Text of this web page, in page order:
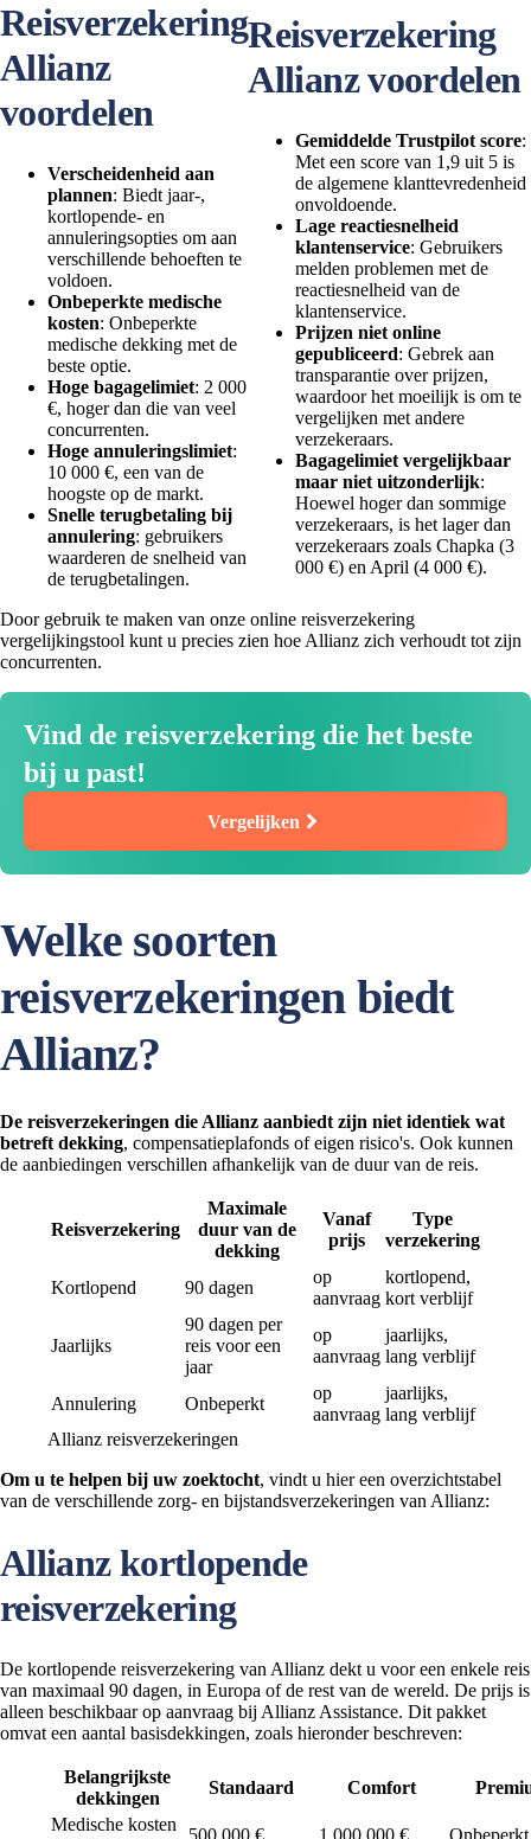
Reisverzekering
Allianz
voordelen
Verscheidenheid aan
plannen: Biedt jaar-,
kortlopende- en
annuleringsopties om aan
verschillende behoeften te
voldoen.
Onbeperkte medische
kosten: Onbeperkte
medische dekking met de
beste optie.
Hoge bagagelimiet: 2 000
€, hoger dan die van veel
concurrenten.
Hoge annuleringslimiet:
10 000 €, een van de
hoogste op de markt.
Snelle terugbetaling bij
annulering: gebruikers
waarderen de snelheid van
de terugbetalingen.
Reisverzekering
Allianz voordelen
Gemiddelde Trustpilot score:
Met een score van 1,9 uit 5 is
de algemene klanttevredenheid
onvoldoende.
Lage reactiesnelheid
klantenservice: Gebruikers
melden problemen met de
reactiesnelheid van de
klantenservice.
Prijzen niet online
gepubliceerd: Gebrek aan
transparantie over prijzen,
waardoor het moeilijk is om te
vergelijken met andere
verzekeraars.
Bagagelimiet vergelijkbaar
maar niet uitzonderlijk:
Hoewel hoger dan sommige
verzekeraars, is het lager dan
verzekeraars zoals Chapka (3
000 €) en April (4 000 €).
Door gebruik te maken van onze online reisverzekering
vergelijkingstool kunt u precies zien hoe Allianz zich verhoudt tot zijn
concurrenten.
Vind de reisverzekering die het beste
bij u past!
Vergelijken
Welke soorten
reisverzekeringen biedt
Allianz?
De reisverzekeringen die Allianz aanbiedt zijn niet identiek wat
betreft dekking, compensatieplafonds of eigen risico's. Ook kunnen
de aanbiedingen verschillen afhankelijk van de duur van de reis.
Reisverzekering
Maximale
duur van de
dekking
Vanaf
prijs
Type
verzekering
Kortlopend 90 dagen
op
aanvraag
kortlopend,
kort verblijf
Jaarlijks
90 dagen per
reis voor een
jaar
op
aanvraag
jaarlijks,
lang verblijf
Annulering Onbeperkt
op
aanvraag
jaarlijks,
lang verblijf
Allianz reisverzekeringen
Om u te helpen bij uw zoektocht, vindt u hier een overzichtstabel
van de verschillende zorg- en bijstandsverzekeringen van Allianz:
Allianz kortlopende
reisverzekering
De kortlopende reisverzekering van Allianz dekt u voor een enkele reis
van maximaal 90 dagen, in Europa of de rest van de wereld. De prijs is
alleen beschikbaar op aanvraag bij Allianz Assistance. Dit pakket
omvat een aantal basisdekkingen, zoals hieronder beschreven:
Belangrijkste
dekkingen
Standaard Comfort
Medische kosten
500 000 € 1 000 000 € Onbeperkt